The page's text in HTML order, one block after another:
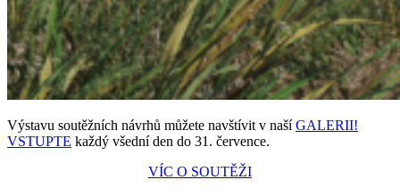
Výstavu soutěžních návrhů můžete navštívit v našíGALERII!
VSTUPTE každý všední den do 31. července.
VÍC O SOUTĚŽI